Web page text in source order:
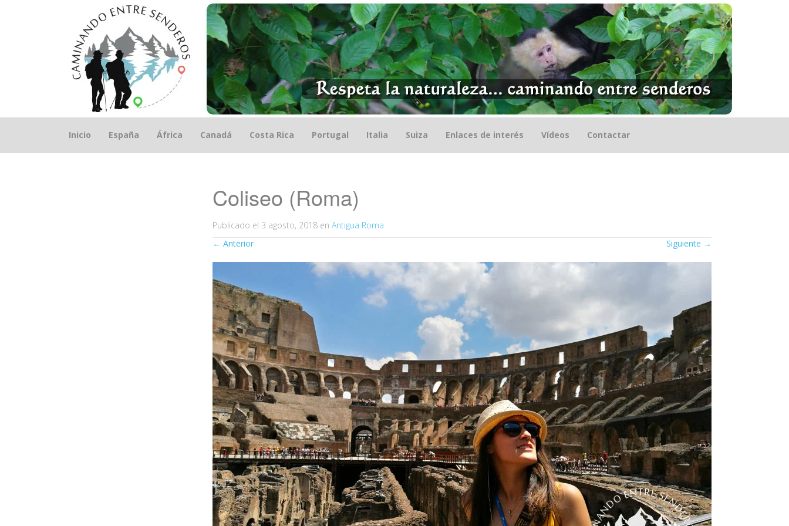
Saltar
Inicio España África Canadá Costa Rica Portugal Italia Suiza Enlaces de interés Vídeos Contactar
Coliseo (Roma)
Publicado el 3 agosto, 2018 en Antigua Roma
← Anterior Siguiente →